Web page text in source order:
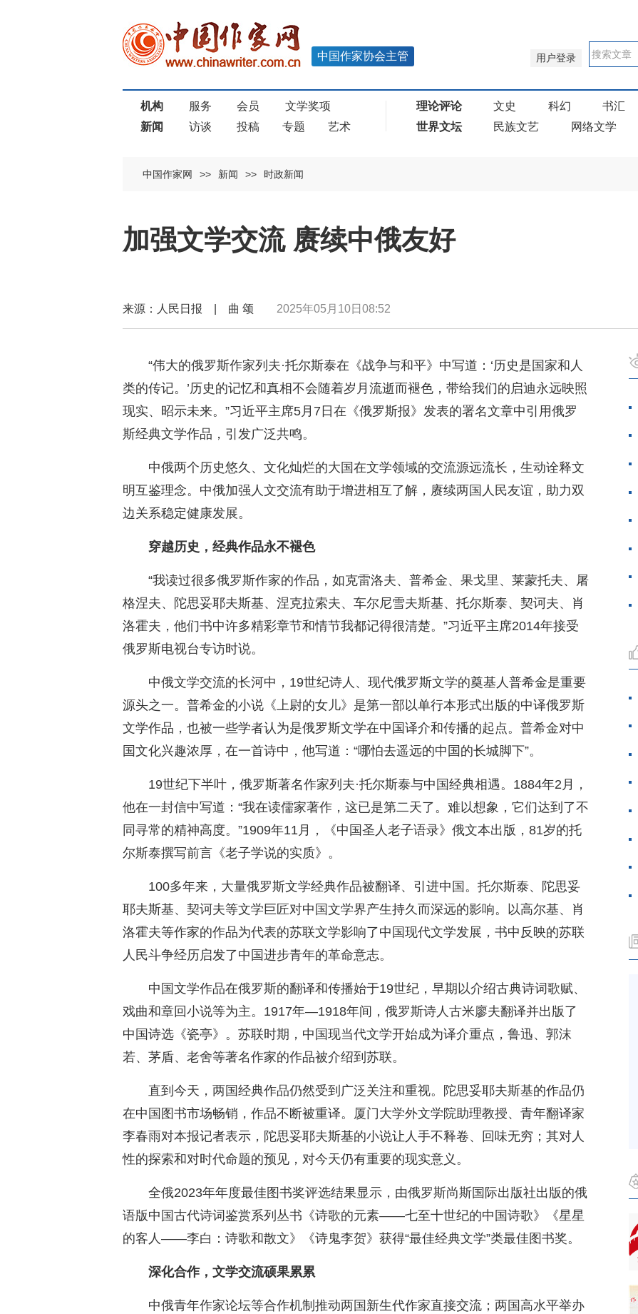
用户登录
中国作家协会主管
机构 服务 会员
文学奖项
新闻
访谈 投稿 专题 艺术
理论评论 文史 科幻 书汇
世界文坛
民族文艺 网络文学
中国作家网 >> 新闻 >> 时政新闻
加强文学交流 赓续中俄友好
来源：人民日报 | 曲 颂 2025年05月10日08:52
“伟大的俄罗斯作家列夫·托尔斯泰在《战争与和平》中写道：‘历史是国家和人
类的传记。’历史的记忆和真相不会随着岁月流逝而褪色，带给我们的启迪永远映照
现实、昭示未来。”习近平主席5月7日在《俄罗斯报》发表的署名文章中引用俄罗
斯经典文学作品，引发广泛共鸣。
中俄两个历史悠久、文化灿烂的大国在文学领域的交流源远流长，生动诠释文
明互鉴理念。中俄加强人文交流有助于增进相互了解，赓续两国人民友谊，助力双
边关系稳定健康发展。
穿越历史，经典作品永不褪色
“我读过很多俄罗斯作家的作品，如克雷洛夫、普希金、果戈里、莱蒙托夫、屠
格涅夫、陀思妥耶夫斯基、涅克拉索夫、车尔尼雪夫斯基、托尔斯泰、契诃夫、肖
洛霍夫，他们书中许多精彩章节和情节我都记得很清楚。”习近平主席2014年接受
俄罗斯电视台专访时说。
中俄文学交流的长河中，19世纪诗人、现代俄罗斯文学的奠基人普希金是重要
源头之一。普希金的小说《上尉的女儿》是第一部以单行本形式出版的中译俄罗斯
文学作品，也被一些学者认为是俄罗斯文学在中国译介和传播的起点。普希金对中
国文化兴趣浓厚，在一首诗中，他写道：“哪怕去遥远的中国的长城脚下”。
19世纪下半叶，俄罗斯著名作家列夫·托尔斯泰与中国经典相遇。1884年2月，
他在一封信中写道：“我在读儒家著作，这已是第二天了。难以想象，它们达到了不
同寻常的精神高度。”1909年11月，《中国圣人老子语录》俄文本出版，81岁的托
尔斯泰撰写前言《老子学说的实质》。
100多年来，大量俄罗斯文学经典作品被翻译、引进中国。托尔斯泰、陀思妥
耶夫斯基、契诃夫等文学巨匠对中国文学界产生持久而深远的影响。以高尔基、肖
洛霍夫等作家的作品为代表的苏联文学影响了中国现代文学发展，书中反映的苏联
人民斗争经历启发了中国进步青年的革命意志。
中国文学作品在俄罗斯的翻译和传播始于19世纪，早期以介绍古典诗词歌赋、
戏曲和章回小说等为主。1917年—1918年间，俄罗斯诗人古米廖夫翻译并出版了
中国诗选《瓷亭》。苏联时期，中国现当代文学开始成为译介重点，鲁迅、郭沫
若、茅盾、老舍等著名作家的作品被介绍到苏联。
直到今天，两国经典作品仍然受到广泛关注和重视。陀思妥耶夫斯基的作品仍
在中国图书市场畅销，作品不断被重译。厦门大学外文学院助理教授、青年翻译家
李春雨对本报记者表示，陀思妥耶夫斯基的小说让人手不释卷、回味无穷；其对人
性的探索和对时代命题的预见，对今天仍有重要的现实意义。
全俄2023年年度最佳图书奖评选结果显示，由俄罗斯尚斯国际出版社出版的俄
语版中国古代诗词鉴赏系列丛书《诗歌的元素——七至十世纪的中国诗歌》《星星
的客人——李白：诗歌和散文》《诗鬼李贺》获得“最佳经典文学”类最佳图书奖。
深化合作，文学交流硕果累累
中俄青年作家论坛等合作机制推动两国新生代作家直接交流；两国高水平举办